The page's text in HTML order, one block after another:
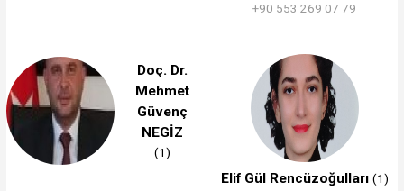
+90 553 269 07 79
Doç. Dr.
Mehmet
Güvenç
NEGİZ
(1)
Elif Gül Rencüzoğulları (1)